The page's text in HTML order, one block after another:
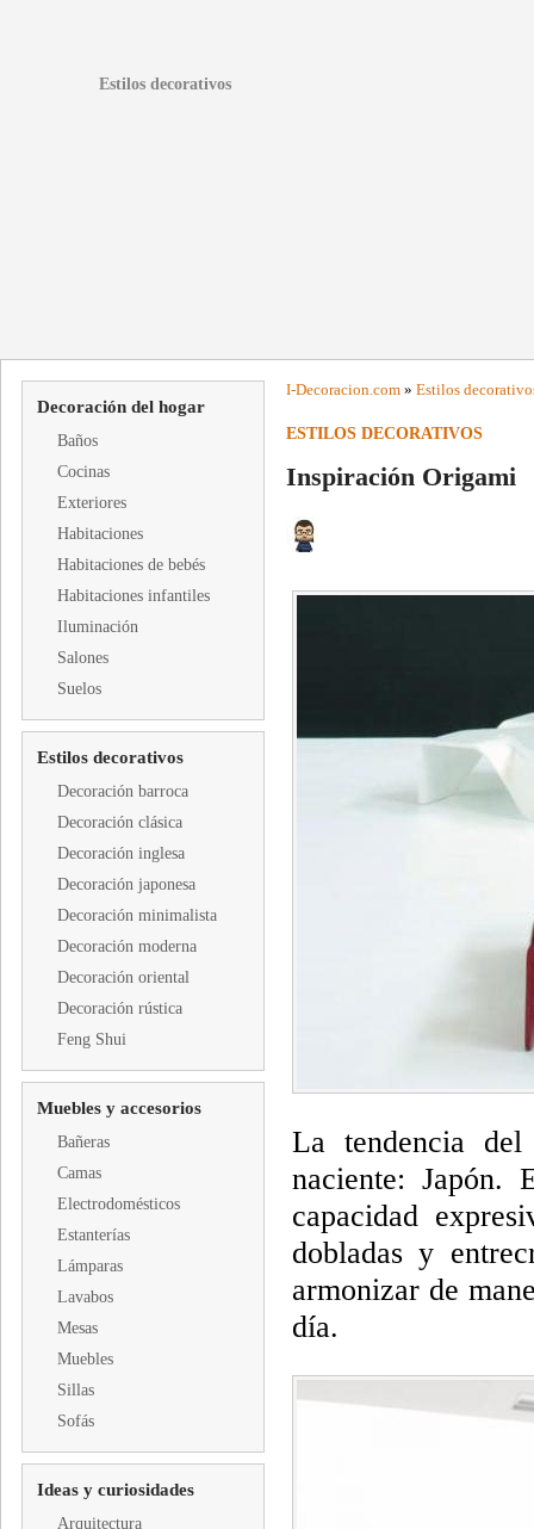
Estilos decorativos
Decoración del hogar
Baños
Cocinas
Exteriores
Habitaciones
Habitaciones de bebés
Habitaciones infantiles
Iluminación
Salones
Suelos
Estilos decorativos
Decoración barroca
Decoración clásica
Decoración inglesa
Decoración japonesa
Decoración minimalista
Decoración moderna
Decoración oriental
Decoración rústica
Feng Shui
Muebles y accesorios
Bañeras
Camas
Electrodomésticos
Estanterías
Lámparas
Lavabos
Mesas
Muebles
Sillas
Sofás
Ideas y curiosidades
Arquitectura
I-Decoracion.com » Estilos
ESTILOS DECORATIVOS
Inspiración Origami
La tendencia
naciente: Japón.
capacidad
dobladas y
armonizar de
día.